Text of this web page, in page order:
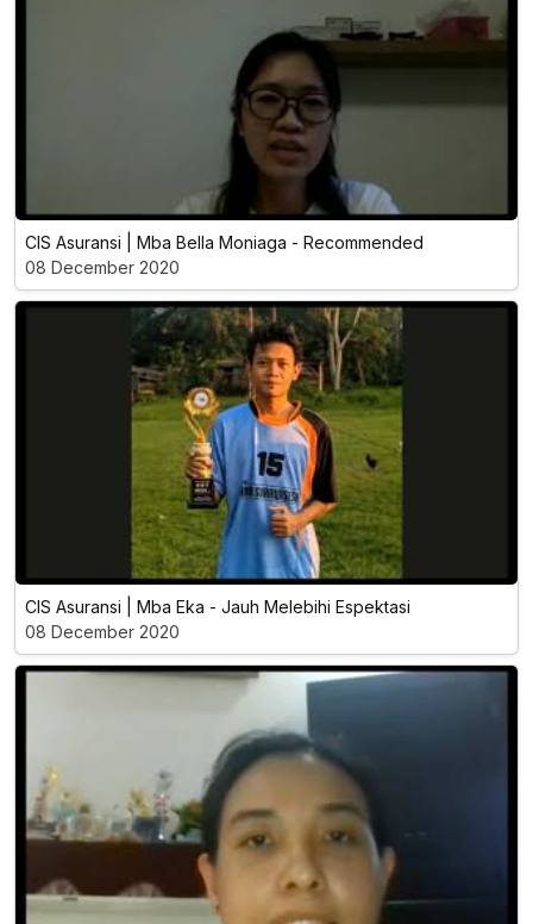
CIS Asuransi | Mba Bella Moniaga - Recommended
08 December 2020
CIS Asuransi | Mba Eka - Jauh Melebihi Espektasi
08 December 2020